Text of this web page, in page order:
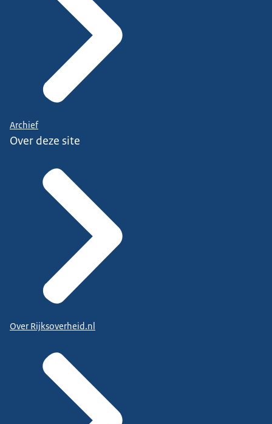
Archief
Over deze site
Over Rijksoverheid.nl